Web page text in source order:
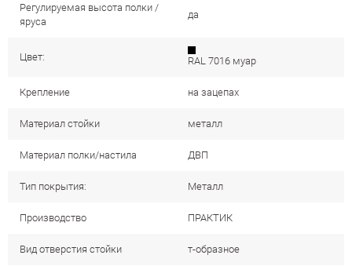
Регулируемая высота полки /
яруса
да
Цвет: RAL 7016 муар
Крепление на зацепах
Материал стойки металл
Материал полки/настила ДВП
Тип покрытия: Металл
Производство ПРАКТИК
Вид отверстия стойки т-образное